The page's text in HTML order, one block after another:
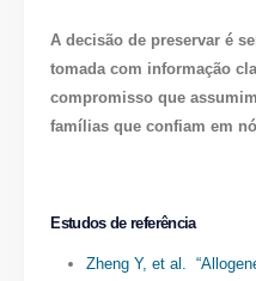
A decisão de preservar é
tomada com informação
compromisso que
famílias que confiam em
Estudos de referência
Zheng Y, et al.